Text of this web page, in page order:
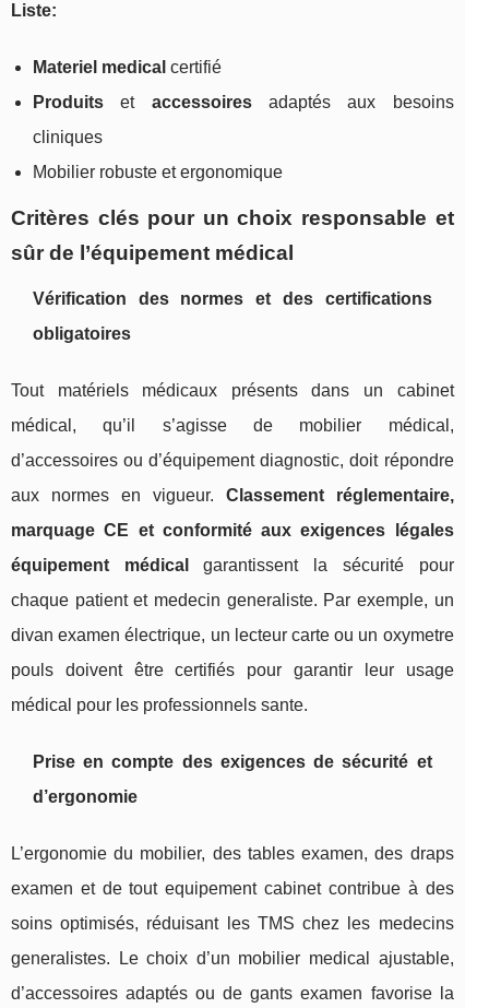
Liste:
Materiel medical certifié
Produits et accessoiresadaptés aux besoins
cliniques
Mobilier robuste et ergonomique
Critères clés pour un choix responsable et
sûr de l’équipement médical
Vérification des normes et des certifications
obligatoires
Tout matériels médicaux présents dans un cabinet
médical, qu’il s’agisse de mobilier médical,
d’accessoires ou d’équipement diagnostic, doit répondre
aux normes en vigueur. Classement réglementaire,
marquage CE et conformité aux exigences légales
équipement médical
garantissent la sécurité pour
chaque patient et medecin generaliste. Par exemple, un
divan examen électrique, un lecteur carte ou un oxymetre
pouls doivent être certifiés pour garantir leur usage
médical pour les professionnels sante.
Prise en compte des exigences de sécurité et
d’ergonomie
L’ergonomie du mobilier, des tables examen, des draps
examen et de tout equipement cabinet contribue à des
soins optimisés, réduisant les TMS chez les medecins
generalistes. Le choix d’un mobilier medical ajustable,
d’accessoires adaptés ou de gants examen favorise la